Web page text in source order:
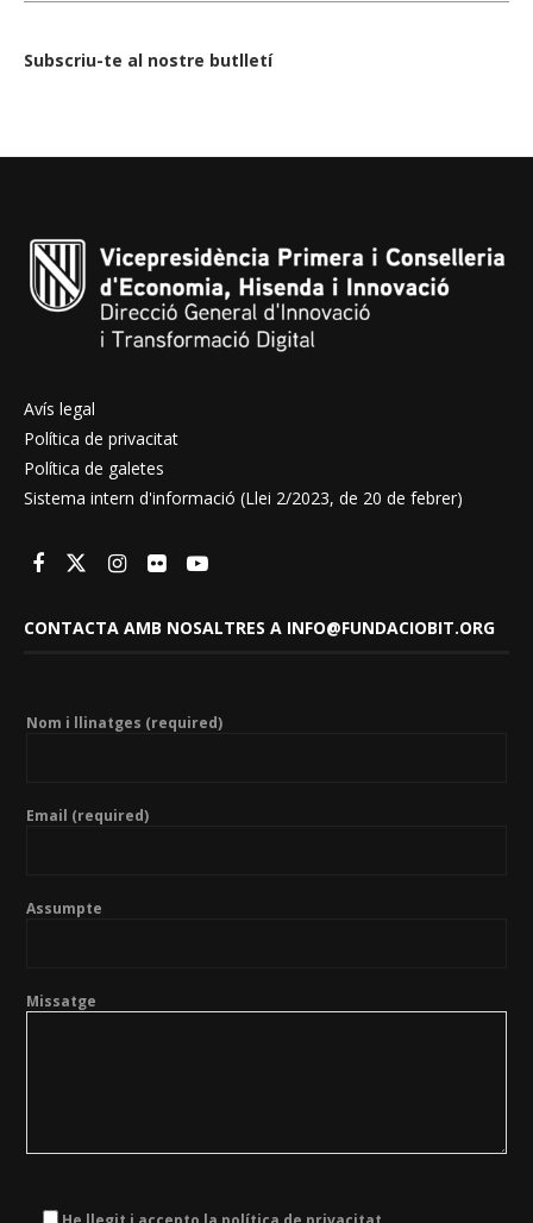
Subscriu-te al nostre butlletí
Avís legal
Política de privacitat
Política de galetes
Sistema intern d'informació (Llei 2/2023, de 20 de febrer)
CONTACTA AMB NOSALTRES A INFO@FUNDACIOBIT.ORG
Nom i llinatges (required)
Email (required)
Assumpte
Missatge